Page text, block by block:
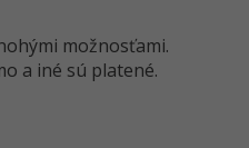
možnosťami.
a iné sú platené.